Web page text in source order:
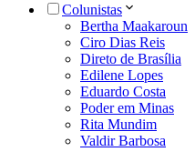
Colunistas
Bertha Maakaroun
Ciro Dias Reis
Direto de Brasília
Edilene Lopes
Eduardo Costa
Poder em Minas
Rita Mundim
Valdir Barbosa